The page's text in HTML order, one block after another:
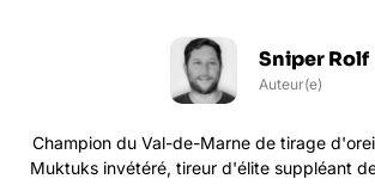
Sniper Rolf
Auteur(e)
Champion du Val-de-Marne de tirage
Muktuks invétéré, tireur d'élite suppléant